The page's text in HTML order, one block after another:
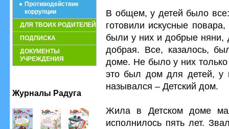
Противодействие
коррупции
ДЛЯ ТВОИХ РОДИТЕЛЕЙ
ПОДПИСКА
ДОКУМЕНТЫ
УЧРЕЖДЕНИЯ
Журналы Радуга
В общем, у детей было
готовили искусные
были у них и добрые няни,
добрая. Все, казалось,
доме. Не было у них
это был дом для детей, у
назывался – Детский дом.
Жила в Детском доме
исполнилось пять лет.